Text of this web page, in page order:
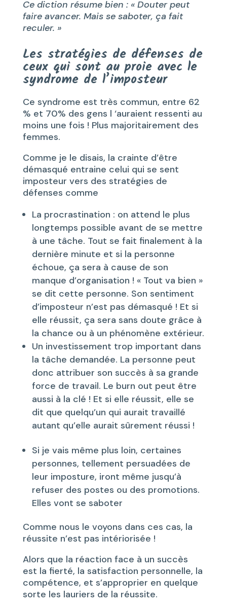
Ce diction résume bien : « Douter peut
faire avancer. Mais se saboter, ça fait
reculer. »
Les stratégies de défenses de
ceux qui sont au proie avec le
syndrome de l’imposteur
Ce syndrome est très commun, entre 62
% et 70% des gens l ‘auraient ressenti au
moins une fois ! Plus majoritairement des
femmes.
Comme je le disais, la crainte d’être
démasqué entraine celui qui se sent
imposteur vers des stratégies de
défenses comme
La procrastination : on attend le plus
longtemps possible avant de se mettre
à une tâche. Tout se fait finalement à la
dernière minute et si la personne
échoue, ça sera à cause de son
manque d’organisation ! « Tout va bien »
se dit cette personne. Son sentiment
d’imposteur n’est pas démasqué ! Et si
elle réussit, ça sera sans doute grâce à
la chance ou à un phénomène extérieur.
Un investissement trop important dans
la tâche demandée. La personne peut
donc attribuer son succès à sa grande
force de travail. Le burn out peut être
aussi à la clé ! Et si elle réussit, elle se
dit que quelqu’un qui aurait travaillé
autant qu’elle aurait sûrement réussi !
Si je vais même plus loin, certaines
personnes, tellement persuadées de
leur imposture, iront même jusqu’à
refuser des postes ou des promotions.
Elles vont se saboter
Comme nous le voyons dans ces cas, la
réussite n’est pas intériorisée !
Alors que la réaction face à un succès
est la fierté, la satisfaction personnelle, la
compétence, et s’approprier en quelque
sorte les lauriers de la réussite.